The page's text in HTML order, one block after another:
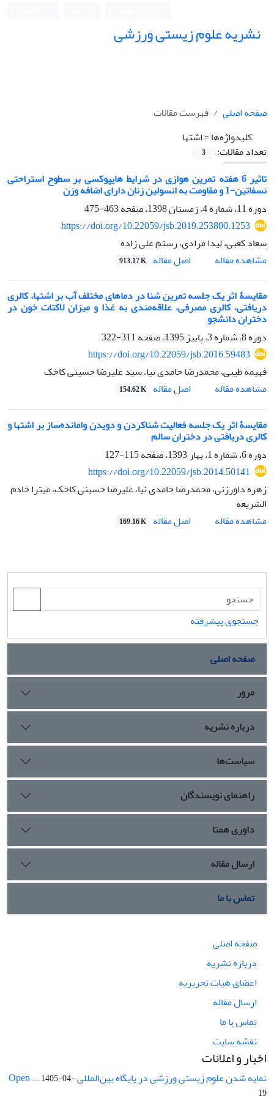
نشریه علوم زیستی ورزشی
صفحه اصلی
فهرست مقالات
کلیدواژه‌ها =اشتها
تعداد مقالات:
3
تاثیر 6 هفته تمرین هوازی در شرایط هایپوکسی بر سطوح استراحتی
نسفاتین-1 و مقاومت به انسولین زنان دارای اضافه وزن
دوره 11، شماره 4، زمستان 1398، صفحه
463-475
https://doi.org/10.22059/jsb.2019.253800.1253
سعاد کعبی، لیدا مرادی، رستم علی زاده
مشاهده مقاله
اصل مقاله 913.17 K
مقایسۀ اثر یک جلسه تمرین شنا در دماهای مختلف آب بر اشتها، کالری
دریافتی، کالری مصرفی، علاقه‌مندی به غذا و میزان لاکتات خون در
دختران دانشجو
دوره 8، شماره 3، پاییز 1395، صفحه
311-322
https://doi.org/10.22059/jsb.2016.59483
فهیمه طیبی، محمدرضا حامدی نیا، سید علیرضا حسینی کاخک
مشاهده مقاله
اصل مقاله 154.62 K
مقایسۀ اثر یک جلسه فعالیت شناکردن و دویدن وامانده‌ساز بر اشتها و
کالری دریافتی در دختران سالم
دوره 6، شماره 1، بهار 1393، صفحه
115-127
https://doi.org/10.22059/jsb.2014.50141
زهره داورزنی، محمدرضا حامدی نیا، علیرضا حسینی کاخک، میترا خادم
الشریعه
مشاهده مقاله
اصل مقاله 169.16 K
جستجوی پیشرفته
صفحه اصلی
مرور
درباره نشریه
سیاست‌ها
راهنمای نویسندگان
داوری همتا
ارسال مقاله
تماس با ما
صفحه اصلی
درباره نشریه
اعضای هیات تحریریه
ارسال مقاله
تماس با ما
نقشه سایت
اخبار و اعلانات
نمایه شدن علوم زیستی ورزشی در پایگاه بین‌المللی Open ...1405-04-
19